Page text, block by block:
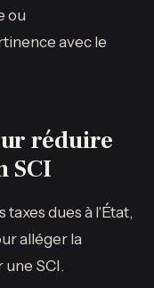
ou
avec le
réduire
SCI
dues à l'État,
alléger la
SCI.